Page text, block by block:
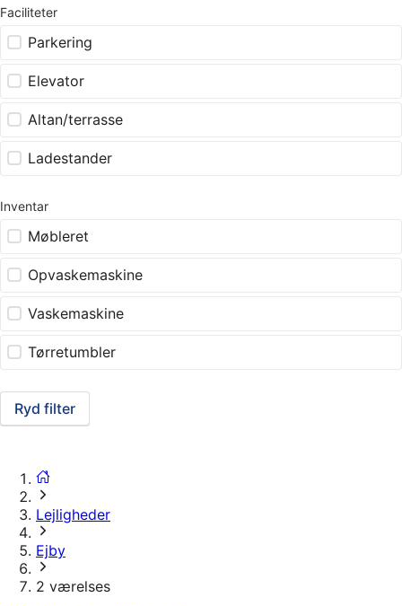
Faciliteter
Parkering
Elevator
Altan/terrasse
Ladestander
Inventar
Møbleret
Opvaskemaskine
Vaskemaskine
Tørretumbler
Ryd filter
Lejligheder
Ejby
2 værelses